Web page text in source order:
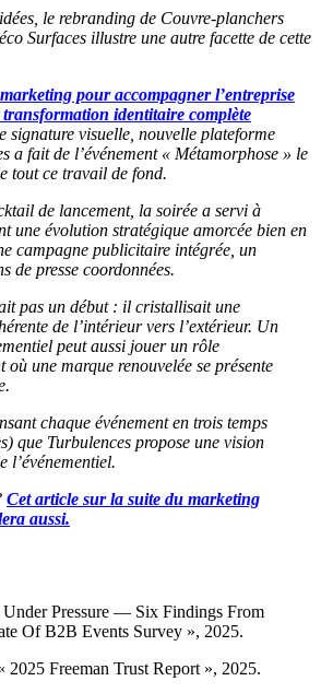
le rebranding de Couvre-planchers
Surfaces illustre une autre facette de cette
pour accompagner l’entreprise
identitaire complète
signature visuelle, nouvelle plateforme
a fait de l’événement « Métamorphose » le
tout ce travail de fond.
de lancement, la soirée a servi à
une évolution stratégique amorcée bien en
campagne publicitaire intégrée, un
de presse coordonnées.
pas un début : il cristallisait une
de l’intérieur vers l’extérieur. Un
peut aussi jouer un rôle
une marque renouvelée se présente
chaque événement en trois temps
que Turbulences propose une vision
l’événementiel.
Cet article sur la suite du marketing
aussi.
Under Pressure — Six Findings From
Of B2B Events Survey », 2025.
2025 Freeman Trust Report », 2025.